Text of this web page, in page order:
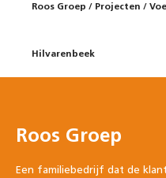
Roos Groep / Projecten /
Hilvarenbeek
Roos Groep
Een familiebedrijf dat de